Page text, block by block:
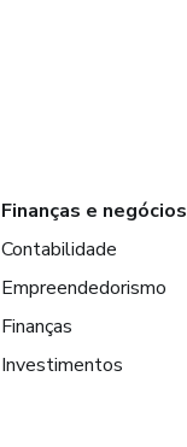
Finanças e negócios
Contabilidade
Empreendedorismo
Finanças
Investimentos